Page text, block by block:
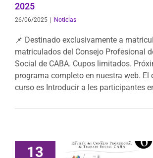
2025
26/06/2025 Noticias
📌 Destinado exclusivamente a
matriculados del Consejo Profesional
Social de CABA. Cupos limitados.
programa completo en nuestra web. El
curso es Introducir a les participantes
13